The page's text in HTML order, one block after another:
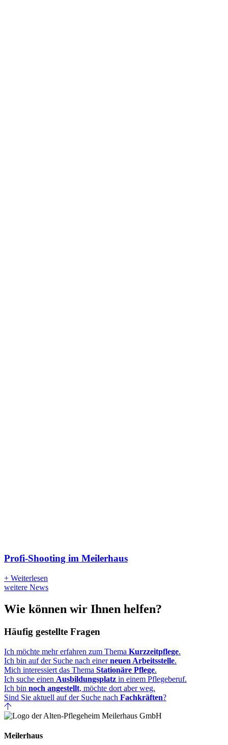
Profi-Shooting im Meilerhaus
+ Weiterlesen
weitere News
Wie können wir Ihnen helfen?
Häufig gestellte Fragen
Ich möchte mehr erfahren zum Thema Kurzzeitpflege.
Ich bin auf der Suche nach einerneuen Arbeitsstelle.
Mich interessiert das Thema Stationäre Pflege.
Ich suche einen Ausbildungsplatz in einem Pflegeberuf.
Ich bin noch angestellt, möchte dort aber weg.
Sind Sie aktuell auf der Suche nach Fachkräften?
Meilerhaus